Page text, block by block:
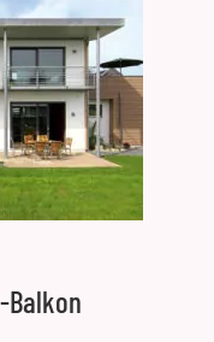
Balkon